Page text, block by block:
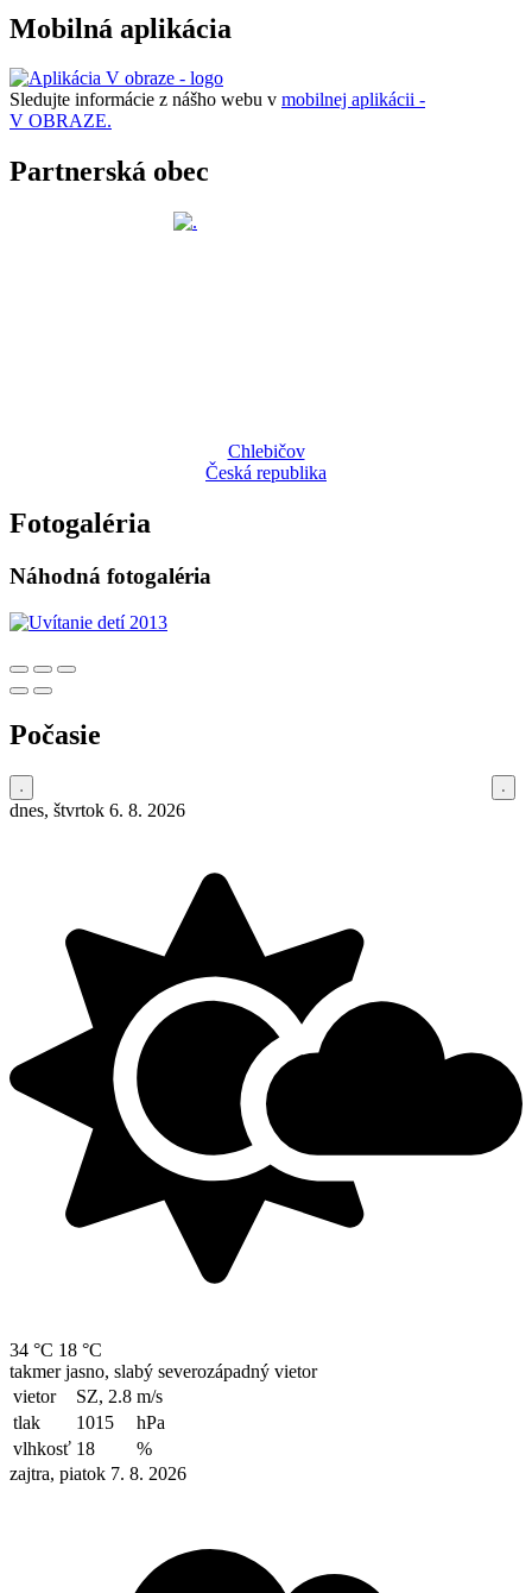
Mobilná aplikácia
Sledujte informácie z nášho webu v mobilnej aplikácii -
V OBRAZE.
Partnerská obec
Chlebičov
Česká republika
Fotogaléria
Náhodná fotogaléria
Počasie
dnes, štvrtok 6. 8. 2026
34 °C 18 °C
takmer jasno, slabý severozápadný vietor
vietor
SZ, 2.8 m/s
tlak
1015
hPa
vlhkosť 18
%
zajtra, piatok 7. 8. 2026